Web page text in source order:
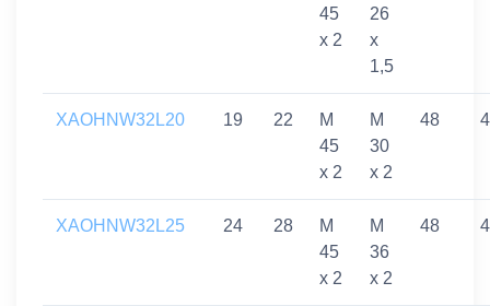
45
x 2
26
x
1,5
XAOHNW32L20 19 22
M
45
x 2
M
30
x 2
48
XAOHNW32L25 24 28
M
45
x 2
M
36
x 2
48